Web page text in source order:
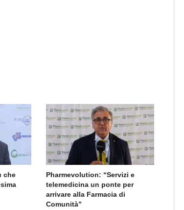
che
Pharmevolution: “Servizi e
telemedicina un ponte per
arrivare alla Farmacia di
Comunità”